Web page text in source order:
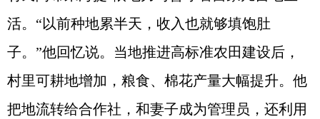
活。“以前种地累半天，收入也就够填饱肚
子。”他回忆说。当地推进高标准农田建设后，
村里可耕地增加，粮食、棉花产量大幅提升。他
把地流转给合作社，和妻子成为管理员，还利用